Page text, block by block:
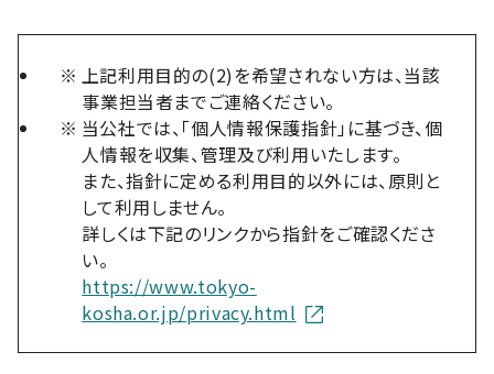
※ 上記利用目的の(2)を希望されない方は、当該
事業担当者までご連絡ください。
※ 当公社では、「個人情報保護指針」に基づき、個
人情報を収集、管理及び利用いたします。
また、指針に定める利用目的以外には、原則と
して利用しません。
詳しくは下記のリンクから指針をご確認くださ
い。
https://www.tokyo-
kosha.or.jp/privacy.html